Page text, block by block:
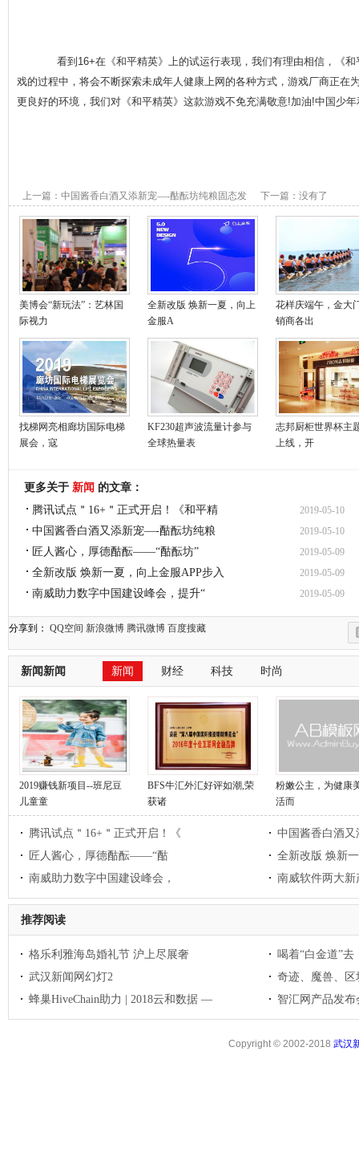
看到16+在《和平精英》上的试运行表现，我们有理由相信，《和
戏的过程中，将会不断探索未成年人健康上网的各种方式，游戏厂商正在
更良好的环境，我们对《和平精英》这款游戏不免充满敬意!加油!中国少
上一篇： 中国酱香白酒又添新宠—-酤酝坊纯粮固态发
酵
下一篇：没有了
美博会“新玩法”：艺林国
际视力
全新改版 焕新一夏，向上
金服A
花样庆端午，金大
销商各出
找梯网亮相廊坊国际电梯
展会，寇
KF230超声波流量计参与
全球热量表
志邦厨柜世界杯主
上线，开
更多关于 新闻 的文章：
腾讯试点＂16+＂正式开启！《和平精
2019-05-10
中国酱香白酒又添新宠—-酤酝坊纯粮 2019-05-10
匠人酱心，厚德酤酝——“酤酝坊” 2019-05-09
全新改版 焕新一夏，向上金服APP步入 2019-05-09
南威助力数字中国建设峰会，提升“ 2019-05-09
分享到： QQ空间 新浪微博 腾讯微博 百度搜藏
新闻新闻 新闻 财经 科技 时尚
2019赚钱新项目--班尼豆
儿童童
BFS牛汇外汇好评如潮,荣
获诸
粉嫩公主，为健康
活而
腾讯试点＂16+＂正式开启！《
中国酱香白酒
匠人酱心，厚德酤酝——“酤
全新改版 焕新
南威助力数字中国建设峰会，
南威软件两大
推荐阅读
格乐利雅海岛婚礼节 沪上尽展奢
喝着“白金道”
武汉新闻网幻灯2
奇迹、魔兽、
蜂巢HiveChain助力 | 2018云和数据 —
智汇网产品发
Copyright © 2002-2018 武汉